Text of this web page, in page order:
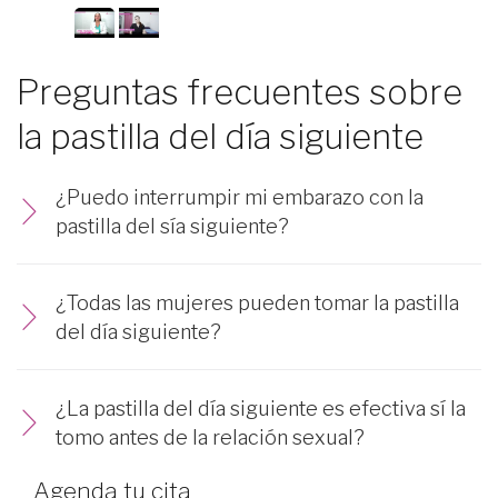
Preguntas frecuentes sobre
la pastilla del día siguiente
¿Puedo interrumpir mi embarazo con la
pastilla del sía siguiente?
¿Todas las mujeres pueden tomar la pastilla
del día siguiente?
¿La pastilla del día siguiente es efectiva sí la
tomo antes de la relación sexual?
Agenda tu cita